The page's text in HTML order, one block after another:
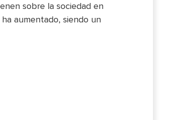
sobre la sociedad en
aumentado, siendo un